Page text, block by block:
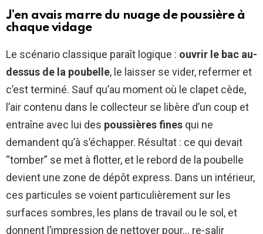
J’en avais marre du nuage de poussière à
chaque vidage
Le scénario classique paraît logique : ouvrir le bac au-
dessus de la poubelle, le laisser se vider, refermer et
c’est terminé. Sauf qu’au moment où le clapet cède,
l’air contenu dans le collecteur se libère d’un coup et
entraîne avec lui des poussières fines qui ne
demandent qu’à s’échapper. Résultat : ce qui devait
“tomber” se met à flotter, et le rebord de la poubelle
devient une zone de dépôt express. Dans un intérieur,
ces particules se voient particulièrement sur les
surfaces sombres, les plans de travail ou le sol, et
donnent l’impression de nettoyer pour… re-salir